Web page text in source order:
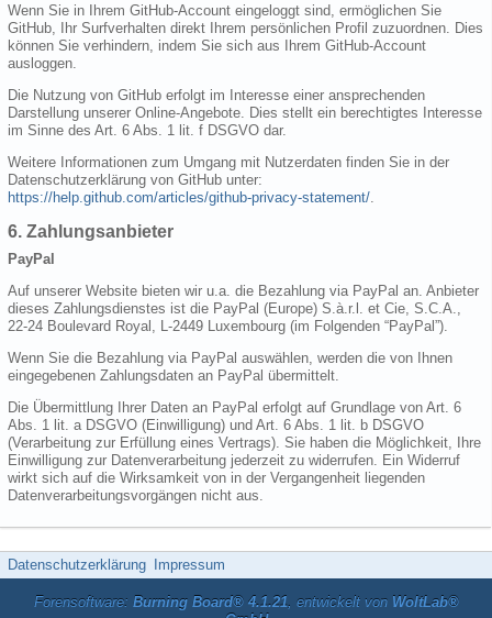
Wenn Sie in Ihrem GitHub-Account eingeloggt sind, ermöglichen Sie
GitHub, Ihr Surfverhalten direkt Ihrem persönlichen Profil zuzuordnen. Dies
können Sie verhindern, indem Sie sich aus Ihrem GitHub-Account
ausloggen.
Die Nutzung von GitHub erfolgt im Interesse einer ansprechenden
Darstellung unserer Online-Angebote. Dies stellt ein berechtigtes Interesse
im Sinne des Art. 6 Abs. 1 lit. f DSGVO dar.
Weitere Informationen zum Umgang mit Nutzerdaten finden Sie in der
Datenschutzerklärung von GitHub unter:
https://help.github.com/articles/github-privacy-statement/
6. Zahlungsanbieter
PayPal
Auf unserer Website bieten wir u.a. die Bezahlung via PayPal an. Anbieter
dieses Zahlungsdienstes ist die PayPal (Europe) S.à.r.l. et Cie, S.C.A.,
22-24 Boulevard Royal, L-2449 Luxembourg (im Folgenden “PayPal”).
Wenn Sie die Bezahlung via PayPal auswählen, werden die von Ihnen
eingegebenen Zahlungsdaten an PayPal übermittelt.
Die Übermittlung Ihrer Daten an PayPal erfolgt auf Grundlage von Art. 6
Abs. 1 lit. a DSGVO (Einwilligung) und Art. 6 Abs. 1 lit. b DSGVO
(Verarbeitung zur Erfüllung eines Vertrags). Sie haben die Möglichkeit, Ihre
Einwilligung zur Datenverarbeitung jederzeit zu widerrufen. Ein Widerruf
wirkt sich auf die Wirksamkeit von in der Vergangenheit liegenden
Datenverarbeitungsvorgängen nicht aus.
Datenschutzerklärung Impressum
Forensoftware: Burning Board® 4.1.21, entwickelt von WoltLab®